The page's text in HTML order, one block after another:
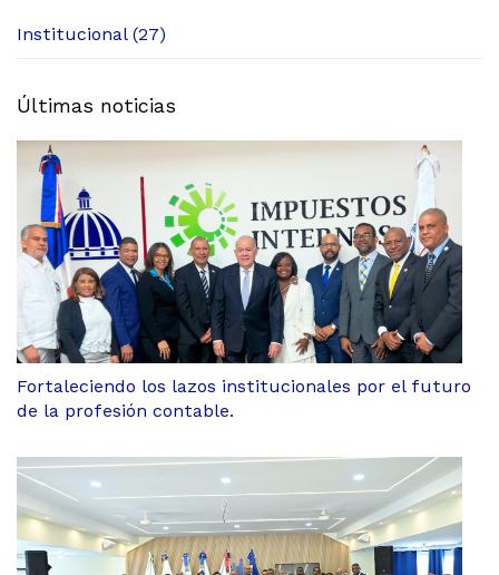
Institucional (27)
Últimas noticias
Fortaleciendo los lazos institucionales por el futuro
de la profesión contable.